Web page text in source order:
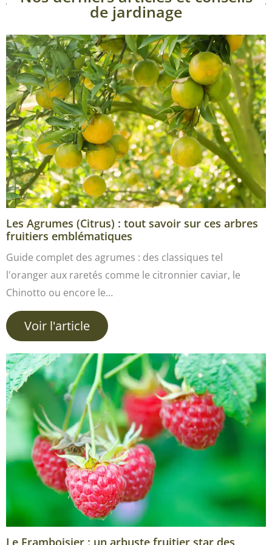
de jardinage
Les Agrumes (Citrus) : tout savoir sur ces arbres
fruitiers emblématiques
Guide complet des agrumes : des classiques tel
l'oranger aux raretés comme le citronnier caviar, le
Chinotto ou encore le…
Voir l'article